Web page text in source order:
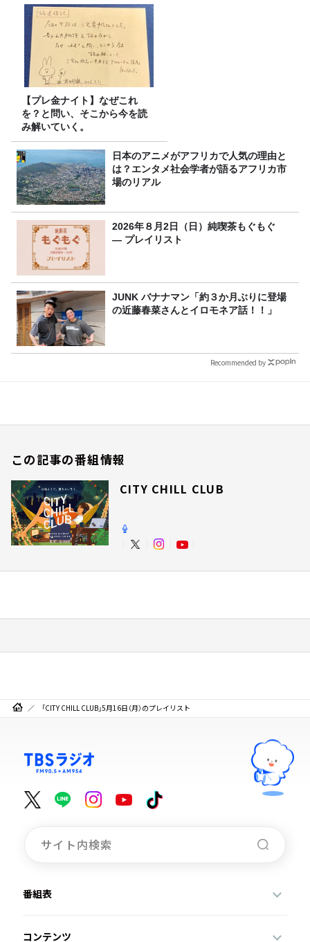
【プレ金ナイト】なぜこれ
を？と問い、そこから今を読
み解いていく。
日本のアニメがアフリカで人気の理由と
は？エンタメ社会学者が語るアフリカ市
場のリアル
2026年８月2日（日）純喫茶もぐもぐ
― プレイリスト
JUNK バナナマン「約３か月ぶりに登場
の近藤春菜さんとイロモネア話！！」
Recommended by
この記事の番組情報
CITY CHILL CLUB
「CITY CHILL CLUB」5月16日（月）のプレイリスト
番組表
コンテンツ